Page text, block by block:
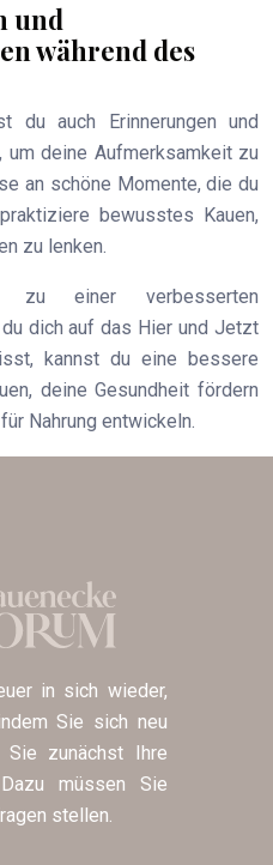
und
während des
du auch Erinnerungen und
um deine Aufmerksamkeit zu
an schöne Momente, die du
bewusstes Kauen,
zu lenken.
zu einer verbesserten
dich auf das Hier und Jetzt
kannst du eine bessere
deine Gesundheit fördern
Nahrung entwickeln.
in sich wieder,
Sie sich neu
Sie zunächst Ihre
müssen Sie
stellen.